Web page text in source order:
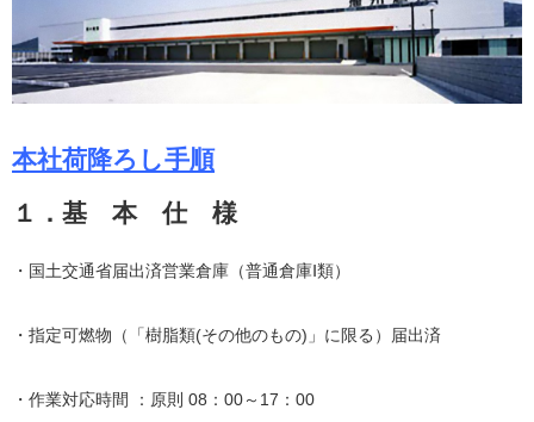
本社荷降ろし手順
１．基 本 仕 様
・国土交通省届出済営業倉庫（普通倉庫Ⅰ類）
・指定可燃物（「樹脂類(その他のもの)」に限る）届出済
・作業対応時間 ：原則 08：00～17：00